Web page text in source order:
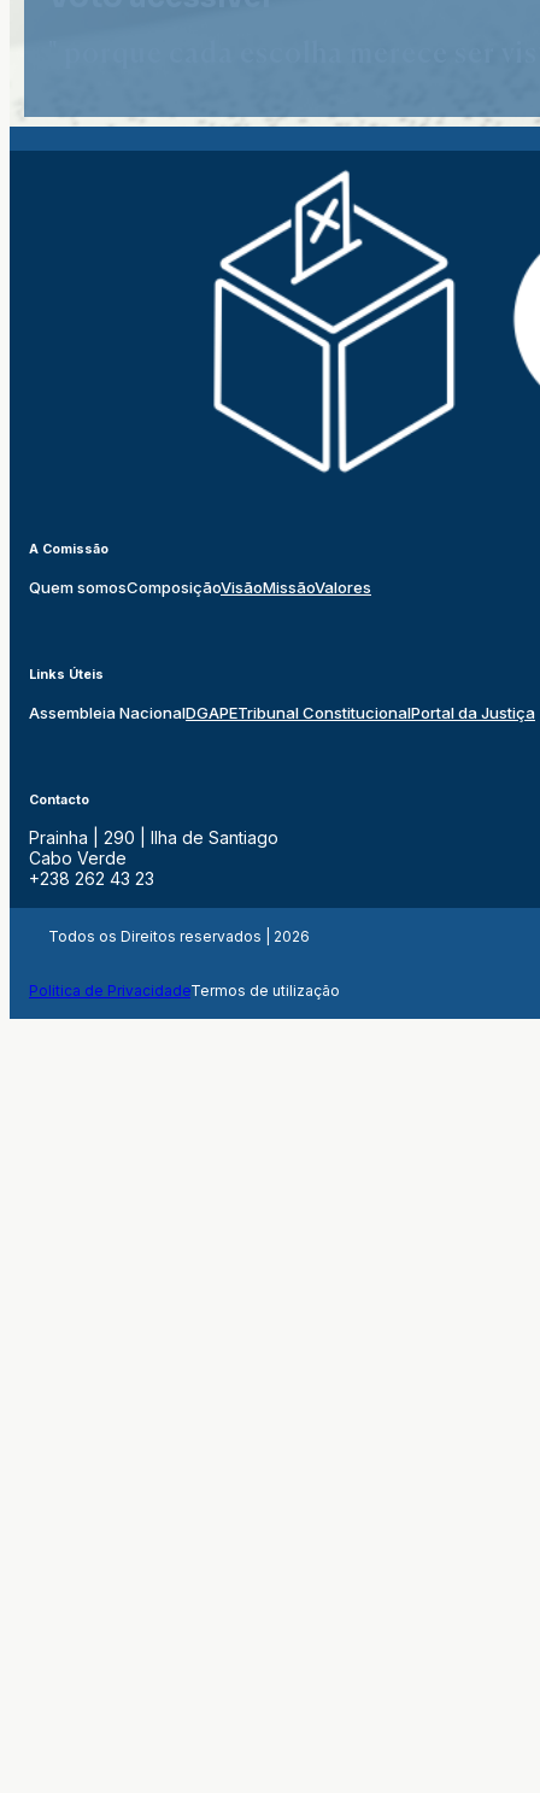
A Comissão
Quem somosComposiçãoVisãoMissãoValores
Links Úteis
Assembleia NacionalDGAPETribunal ConstitucionalPortal da Justiça
Contacto
Prainha | 290 | Ilha de Santiago
Cabo Verde
+238 262 43 23
Todos os Direitos reservados | 2026
Politica de PrivacidadeTermos de utilização